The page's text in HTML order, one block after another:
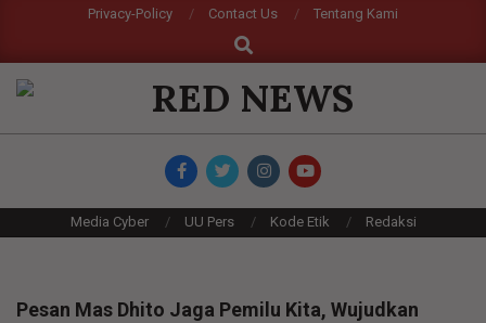
content
Privacy-Policy Contact Us
Tentang Kami
Search
RED
Media Cyber UU Pers Kode Etik Redaksi
Pesan Mas Dhito Jaga Pemilu Kita, Wujudkan